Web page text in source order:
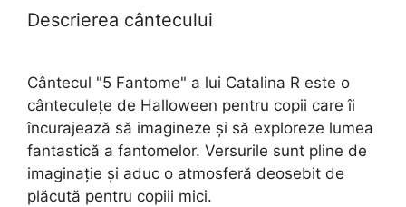
Descrierea cântecului
Cântecul "5 Fantome" a lui Catalina R este o
cânteculețe de Halloween pentru copii care îi
încurajează să imagineze și să exploreze lumea
fantastică a fantomelor. Versurile sunt pline de
imaginație și aduc o atmosferă deosebit de
plăcută pentru copiii mici.